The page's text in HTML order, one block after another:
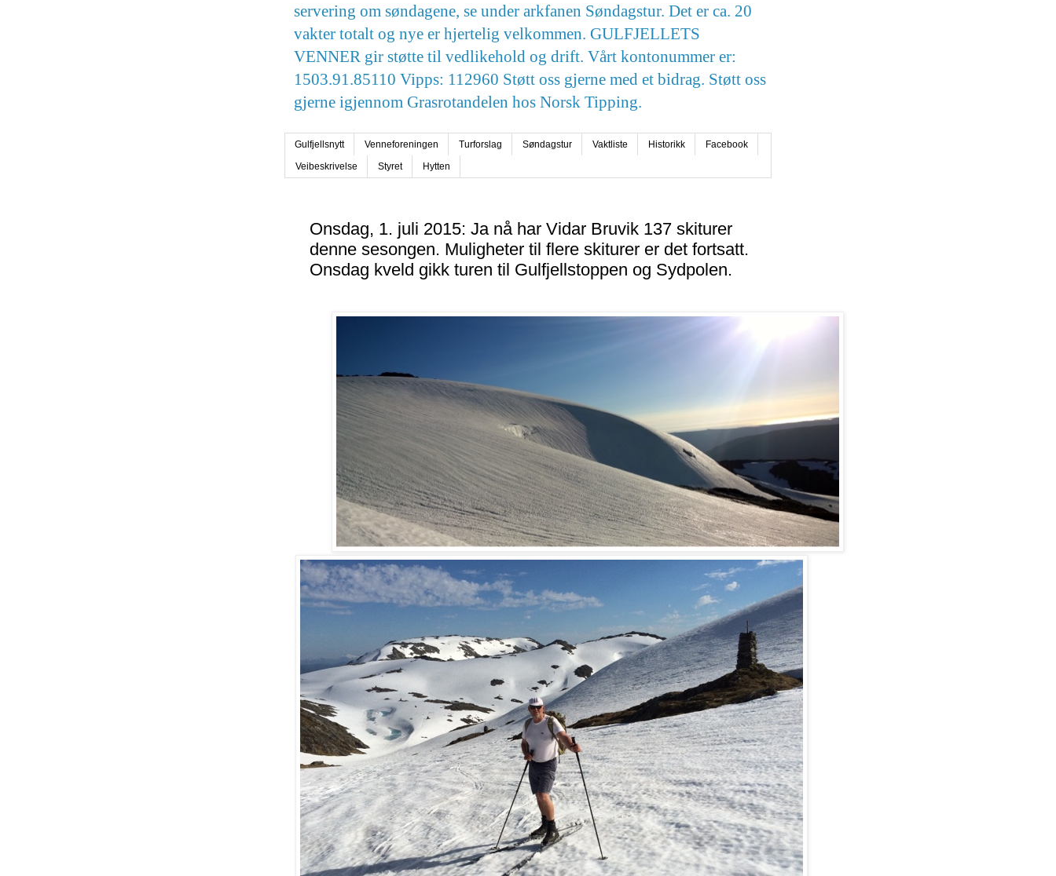
servering om søndagene, se under arkfanen Søndagstur. Det er ca. 20
vakter totalt og nye er hjertelig velkommen. GULFJELLETS
VENNER gir støtte til vedlikehold og drift. Vårt kontonummer er:
1503.91.85110 Vipps: 112960 Støtt oss gjerne med et bidrag. Støtt oss
gjerne igjennom Grasrotandelen hos Norsk Tipping.
Gulfjellsnytt Venneforeningen Turforslag Søndagstur Vaktliste Historikk Facebook
Veibeskrivelse Styret Hytten
Onsdag, 1. juli 2015: Ja nå har Vidar Bruvik 137 skiturer
denne sesongen. Muligheter til flere skiturer er det fortsatt.
Onsdag kveld gikk turen til Gulfjellstoppen og Sydpolen.